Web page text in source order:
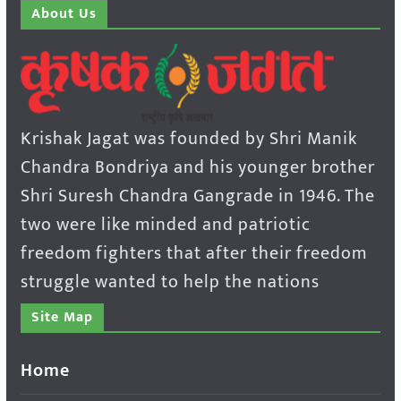
About Us
Krishak Jagat was founded by Shri Manik
Chandra Bondriya and his younger brother
Shri Suresh Chandra Gangrade in 1946. The
two were like minded and patriotic
freedom fighters that after their freedom
struggle wanted to help the nations
Site Map
Home